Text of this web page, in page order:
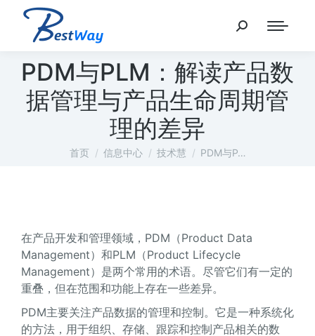
PDM与PLM：解读产品数
据管理与产品生命周期管
理的差异
您在这里：
首页 信息中心 技术慧 PDM与P…
在产品开发和管理领域，PDM（Product Data
Management）和PLM（Product Lifecycle
Management）是两个常用的术语。尽管它们有一定的
重叠，但在范围和功能上存在一些差异。
PDM主要关注产品数据的管理和控制。它是一种系统化
的方法，用于组织、存储、跟踪和控制产品相关的数